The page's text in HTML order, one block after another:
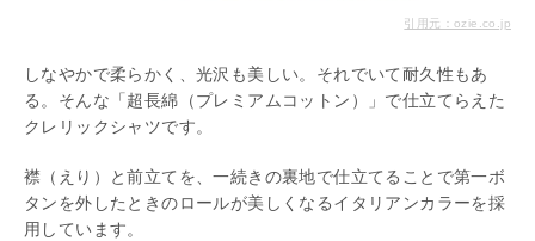
引用元：ozie.co.jp
しなやかで柔らかく、光沢も美しい。それでいて耐久性もあ
る。そんな「超長綿（プレミアムコットン）」で仕立てらえた
クレリックシャツです。
襟（えり）と前立てを、一続きの裏地で仕立てることで第一ボ
タンを外したときのロールが美しくなるイタリアンカラーを採
用しています。